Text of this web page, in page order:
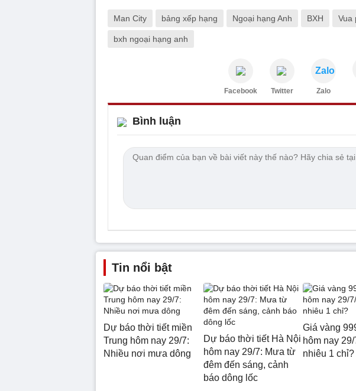
Man City bảng xếp hạng Ngoại hạng Anh BXH Vua
bxh ngoại hạng anh
Facebook Twitter
Zalo
Zalo
Bình luận
Tin nổi bật
Dự báo thời tiết miền
Trung hôm nay 29/7:
Nhiều nơi mưa dông
Dự báo thời tiết Hà Nội
hôm nay 29/7: Mưa từ
đêm đến sáng, cảnh
báo dông lốc
Giá vàng
hôm nay
nhiêu 1 chỉ?